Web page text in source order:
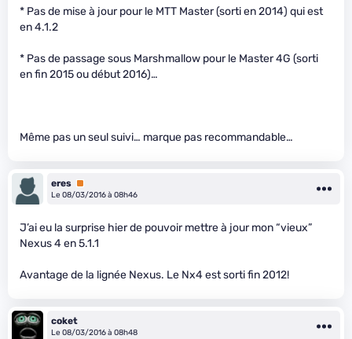
* Pas de mise à jour pour le MTT Master (sorti en 2014) qui est
en 4.1.2
* Pas de passage sous Marshmallow pour le Master 4G (sorti
en fin 2015 ou début 2016)…
Même pas un seul suivi… marque pas recommandable…
eres Premium
Le 08/03/2016 à 08h46
J’ai eu la surprise hier de pouvoir mettre à jour mon “vieux”
Nexus 4 en 5.1.1
Avantage de la lignée Nexus. Le Nx4 est sorti fin 2012!
coket
Le 08/03/2016 à 08h48